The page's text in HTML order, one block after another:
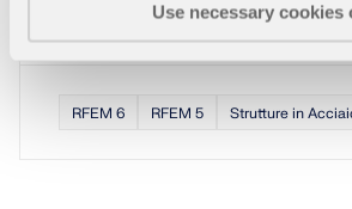
Use necessary cookies
islengineering.com
RFEM 6 RFEM 5 Strutture in